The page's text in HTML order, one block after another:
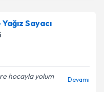
Sayacı
hocayla yolum
Devamı